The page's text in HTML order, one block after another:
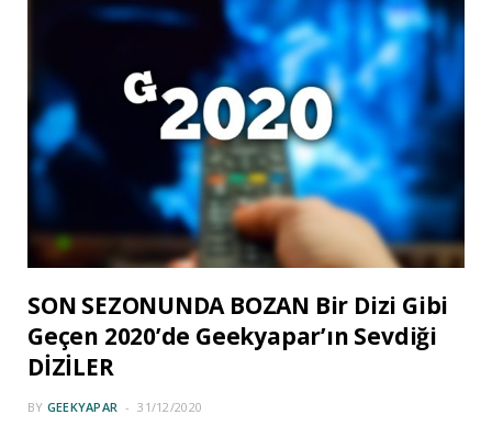
SON SEZONUNDA BOZAN Bir Dizi Gibi
Geçen 2020’de Geekyapar’ın Sevdiği
DİZİLER
BY GEEKYAPAR 31/12/2020